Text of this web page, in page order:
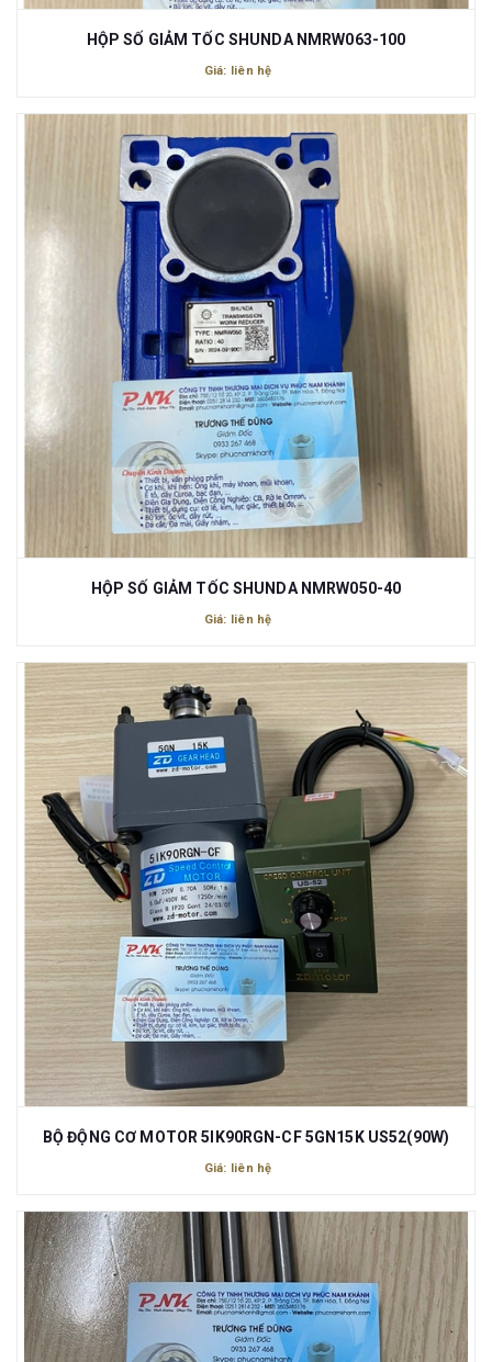
HỘP SỐ GIẢM TỐC SHUNDA NMRW063-100
Giá: liên hệ
HỘP SỐ GIẢM TỐC SHUNDA NMRW050-40
Giá: liên hệ
BỘ ĐỘNG CƠ MOTOR 5IK90RGN-CF 5GN15K US52(90W)
Giá: liên hệ